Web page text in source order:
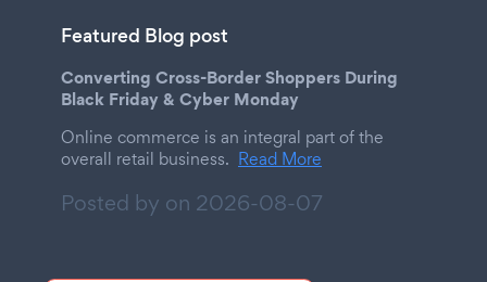
Featured Blog post
Converting Cross-Border Shoppers During
Black Friday & Cyber Monday
Online commerce is an integral part of the
overall retail business. Read More
Posted by on 2026-08-07